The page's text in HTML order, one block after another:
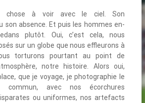
chose à voir avec le ciel. Son
son absence. Et puis les hommes en-
plutôt. Oui, c’est cela, nous
sur un globe que nous effleurons à
torturons pourtant au point de
notre histoire. Alors oui,
que je voyage, je photographie le
avec nos écorchures
ou uniformes, nos artefacts